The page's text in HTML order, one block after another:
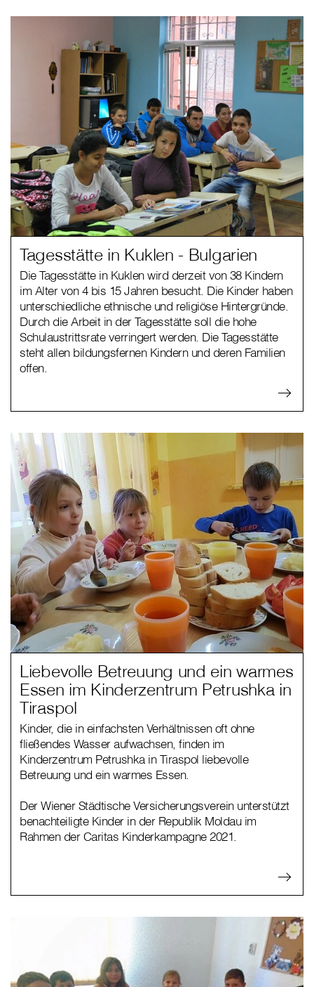
Tagesstätte in Kuklen - Bulgarien
Die Tagesstätte in Kuklen wird derzeit von 38 Kindern
im Alter von 4 bis 15 Jahren besucht. Die Kinder haben
unterschiedliche ethnische und religiöse Hintergründe.
Durch die Arbeit in der Tagesstätte soll die hohe
Schulaustrittsrate verringert werden. Die Tagesstätte
steht allen bildungsfernen Kindern und deren Familien
offen.
Liebevolle Betreuung und ein warmes
Essen im Kinderzentrum Petrushka in
Tiraspol
Kinder, die in einfachsten Verhältnissen oft ohne
fließendes Wasser aufwachsen, finden im
Kinderzentrum Petrushka in Tiraspol liebevolle
Betreuung und ein warmes Essen.
Der Wiener Städtische Versicherungsverein unterstützt
benachteiligte Kinder in der Republik Moldau im
Rahmen der Caritas Kinderkampagne 2021.